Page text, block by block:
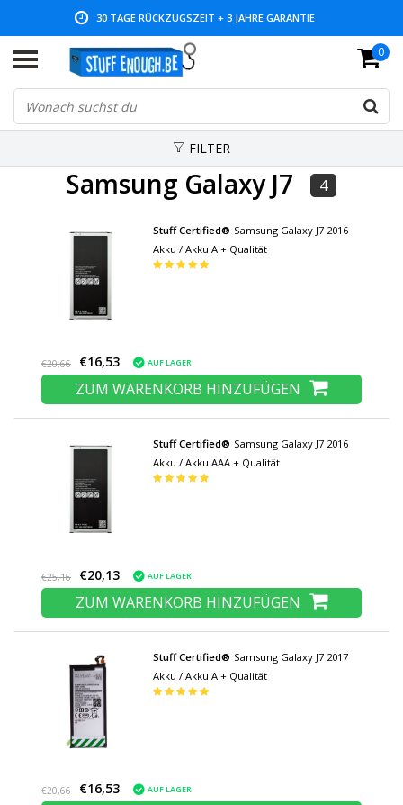
30 TAGE RÜCKZUGSZEIT + 3 JAHRE GARANTIE
NIEDRIGE PREISE UND GROSSE AUSWAHL 0
FILTER
Samsung Galaxy J7 4
Stuff Certified® Samsung Galaxy J7 2016
Akku / Akku A + Qualität
€20,66 €16,53 AUF LAGER
ZUM WARENKORB HINZUFÜGEN
Stuff Certified® Samsung Galaxy J7 2016
Akku / Akku AAA + Qualität
€25,16 €20,13 AUF LAGER
ZUM WARENKORB HINZUFÜGEN
Stuff Certified® Samsung Galaxy J7 2017
Akku / Akku A + Qualität
€20,66 €16,53 AUF LAGER